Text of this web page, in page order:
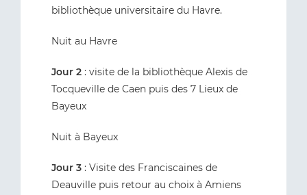
bibliothèque universitaire du Havre.
Nuit au Havre
Jour 2 : visite de la bibliothèque Alexis de
Tocqueville de Caen puis des 7 Lieux de
Bayeux
Nuit à Bayeux
Jour 3 : Visite des Franciscaines de
Deauville puis retour au choix à Amiens